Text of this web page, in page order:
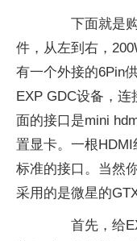
下面就是购
件，从左到右，
有一个外接的6Pin
EXP GDC设备，
面的接口是mini
置显卡。一根
标准的接口。当然
采用的是微星的
首先，给